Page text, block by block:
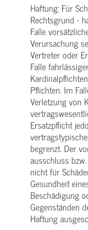
Haftung: Für
Rechtsgrund -
Falle
Verursachung
Vertreter oder
Falle
Pflichten. Im
Verletzung von
Ersatzpflicht
begrenzt. Der
ausschluss
nicht für
Gesundheit
Beschädigung
Gegenständen
Haftung